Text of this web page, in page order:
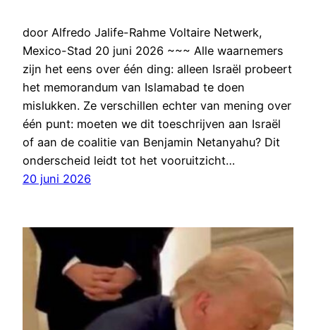
door Alfredo Jalife-Rahme Voltaire Netwerk,
Mexico-Stad 20 juni 2026 ~~~ Alle waarnemers
zijn het eens over één ding: alleen Israël probeert
het memorandum van Islamabad te doen
mislukken. Ze verschillen echter van mening over
één punt: moeten we dit toeschrijven aan Israël
of aan de coalitie van Benjamin Netanyahu? Dit
onderscheid leidt tot het vooruitzicht…
20 juni 2026